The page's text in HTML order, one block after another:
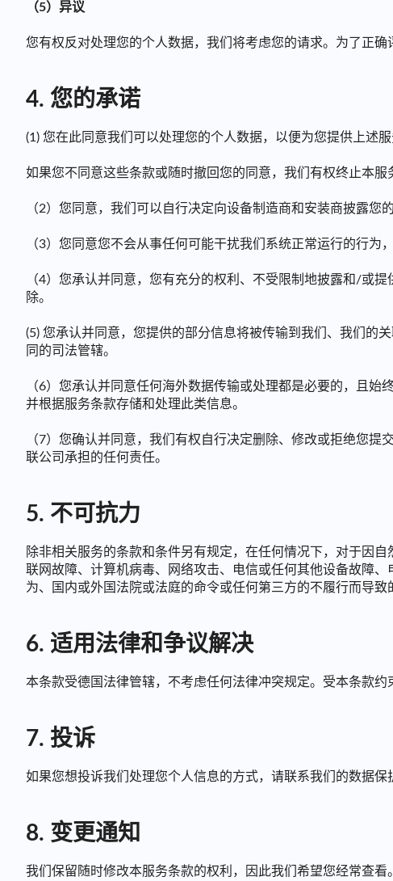
（5）异议
您有权反对处理您的个人数据，我们将考虑您的请求。为了正
4. 您的承诺
(1) 您在此同意我们可以处理您的个人数据，以便为您提供上述
如果您不同意这些条款或随时撤回您的同意，我们有权终止本服
（2）您同意，我们可以自行决定向设备制造商和安装商披露您
（3）您同意您不会从事任何可能干扰我们系统正常运行的行为
（4）您承认并同意，您有充分的权利、不受限制地披露和/或
除。
(5) 您承认并同意，您提供的部分信息将被传输到我们、我们的
同的司法管辖。
（6）您承认并同意任何海外数据传输或处理都是必要的，且
并根据服务条款存储和处理此类信息。
（7）您确认并同意，我们有权自行决定删除、修改或拒绝您
联公司承担的任何责任。
5. 不可抗力
除非相关服务的条款和条件另有规定，在任何情况下，对于因
联网故障、计算机病毒、网络攻击、电信或任何其他设备故障
为、国内或外国法院或法庭的命令或任何第三方的不履行而导致
6. 适用法律和争议解决
本条款受德国法律管辖，不考虑任何法律冲突规定。受本条款
7. 投诉
如果您想投诉我们处理您个人信息的方式，请联系我们的数据保
8. 变更通知
我们保留随时修改本服务条款的权利，因此我们希望您经常查